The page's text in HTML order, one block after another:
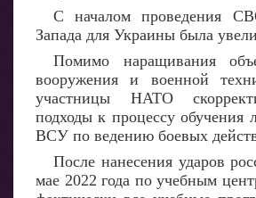
С началом проведения
Запада для Украины была
Помимо наращивания
вооружения и военной
участницы НАТО
подходы к процессу обучения
ВСУ по ведению боевых
После нанесения ударов
мае 2022 года по учебным